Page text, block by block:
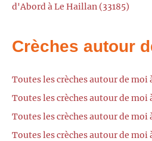
d'Abord à Le Haillan (33185)
Crèches autour
Toutes les crèches autour de moi
Toutes les crèches autour de moi
Toutes les crèches autour de moi
Toutes les crèches autour de